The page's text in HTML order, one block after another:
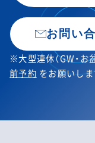
お問い
※大型連休（GW・お
前予約 をお願いしま